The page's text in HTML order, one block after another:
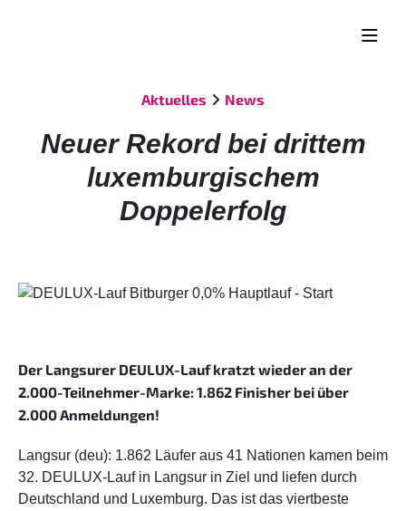
Aktuelles News
Neuer Rekord bei drittem
luxemburgischem
Doppelerfolg
Der Langsurer DEULUX-Lauf kratzt wieder an der
2.000-Teilnehmer-Marke: 1.862 Finisher bei über
2.000 Anmeldungen!
Langsur (deu): 1.862 Läufer aus 41 Nationen kamen beim
32. DEULUX-Lauf in Langsur in Ziel und liefen durch
Deutschland und Luxemburg. Das ist das viertbeste